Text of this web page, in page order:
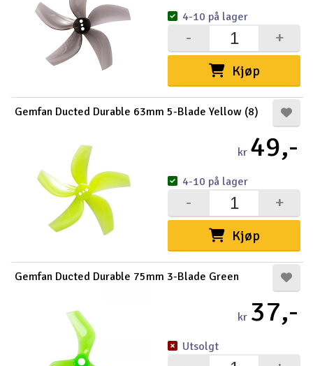
Kjøp
+
-
4-10 på lager
Gemfan Ducted Durable 63mm 5-Blade Yellow (8)
kr 49,-
Kjøp
+
-
4-10 på lager
Gemfan Ducted Durable 75mm 3-Blade Green
kr 37,-
Utsolgt